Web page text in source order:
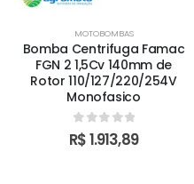
MOTOBOMBAS
Bomba Centrifuga Famac
FGN 2 1,5Cv 140mm de
Rotor 110/127/220/254V
Monofasico
0out of 5
R$1.913,89